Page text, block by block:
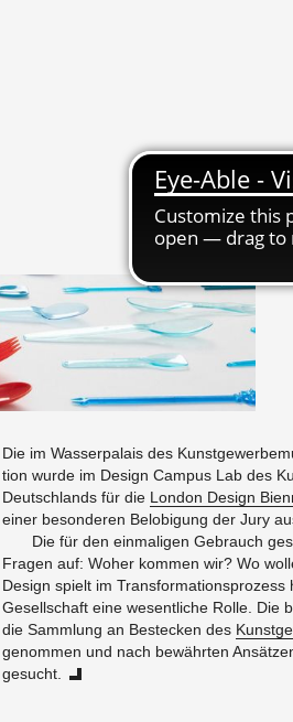
Die im Wasser­palais des
tion wurde im De­sign Cam­pus Lab des
Deutsch­lands für die Lon­don De­sign
einer beson­deren Be­lo­bi­gung der Jury
Die für den ein­ma­li­gen Ge­brauch
Fra­gen auf: Woher kom­men wir? Wo
De­sign spielt im Trans­for­ma­tion­sprozess
Gesellschaft eine wesentliche Rolle. Die
die Samm­lung an Bestecken des
genom­men und nach bewährten
gesucht.